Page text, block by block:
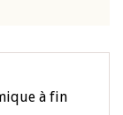
à fin